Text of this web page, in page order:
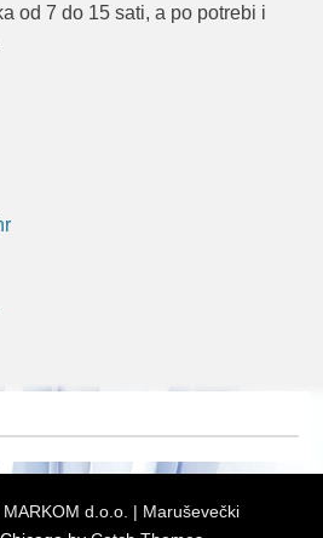
od 7 do 15 sati, a po potrebi i
MARKOM d.o.o. | Maruševečki